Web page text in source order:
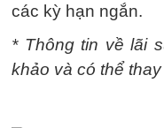
các kỳ hạn ngắn.
* Thông tin về lãi
khảo và có thể